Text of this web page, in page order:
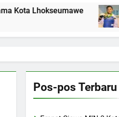
1 Bulan
Pos-pos Terbaru